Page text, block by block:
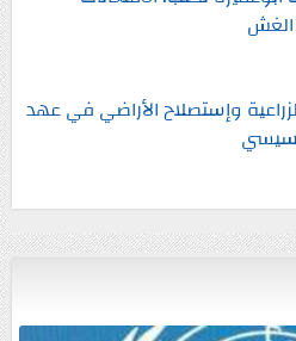
الغش
وإستصلاح الأراضي في عهد